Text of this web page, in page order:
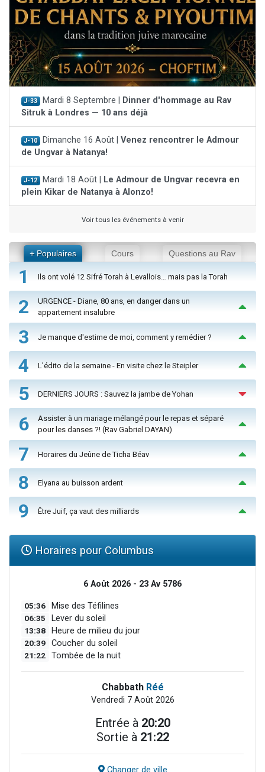
J-33 Mardi 8 Septembre |
Dinner d'hommage au Rav
Sitruk à Londres — 10 ans déjà
J-10 Dimanche 16 Août | Venez rencontrer le Admour
de Ungvar à Natanya!
J-12 Mardi 18 Août |
Le Admour de Ungvar recevra en
plein Kikar de Natanya à Alonzo!
Voir tous les événements à venir
+ Populaires Cours Questions au Rav
1 Ils ont volé 12 Sifré Torah à Levallois… mais pas la Torah
2
URGENCE - Diane, 80 ans, en danger dans un
appartement insalubre
3 Je manque d'estime de moi, comment y remédier ?
4 L'édito de la semaine - En visite chez le Steipler
5 DERNIERS JOURS : Sauvez la jambe de Yohan
6
Assister à un mariage mélangé pour le repas et séparé
pour les danses ?! (Rav Gabriel DAYAN)
7 Horaires du Jeûne de Ticha Béav
8 Elyana au buisson ardent
9 Être Juif, ça vaut des milliards
Horaires pour Columbus
6 Août 2026 - 23 Av 5786
05:36 Mise des Téfilines
06:35 Lever du soleil
13:38 Heure de milieu du jour
20:39 Coucher du soleil
21:22 Tombée de la nuit
Chabbath Réé
Vendredi 7 Août 2026
Entrée à 20:20
Sortie à 21:22